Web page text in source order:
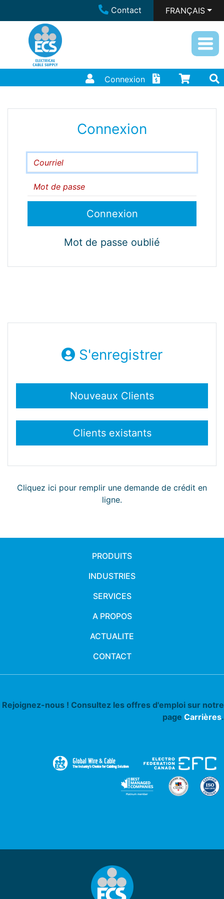
Contact FRANÇAIS
Connexion
Connexion
Courriel
Mot de passe
Mot de passe oublié
S'enregistrer
Cliquez ici pour remplir une demande de crédit en
ligne.
PRODUITS
INDUSTRIES
SERVICES
A PROPOS
ACTUALITE
CONTACT
Rejoignez-nous ! Consultez les offres d'emploi sur notre
page Carrières.